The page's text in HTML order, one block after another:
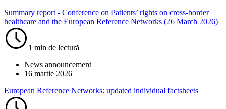
Summary report - Conference on Patients’ rights on cross-border
healthcare and the European Reference Networks (26 March 2026)
1 min de lectură
News announcement
16 martie 2026
European Reference Networks: updated individual factsheets